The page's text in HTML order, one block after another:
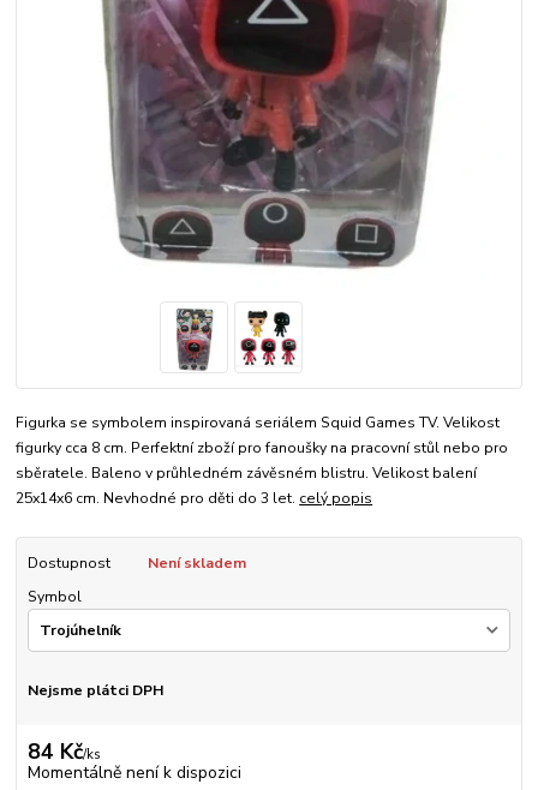
Figurka se symbolem inspirovaná seriálem Squid Games TV. Velikost
figurky cca 8 cm. Perfektní zboží pro fanoušky na pracovní stůl nebo pro
sběratele. Baleno v průhledném závěsném blistru. Velikost balení
25x14x6 cm. Nevhodné pro děti do 3 let. celý popis
Dostupnost
Není skladem
Symbol
Nejsme plátci DPH
84 Kč/ks
Momentálně není k dispozici